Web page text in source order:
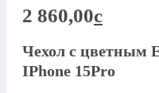
2 860,00c
Чехол с цветным
IPhone 15Pro